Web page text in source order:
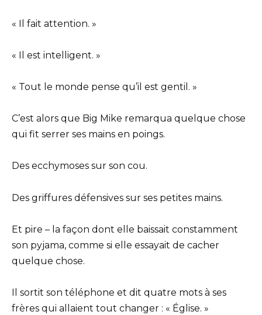
« Il fait attention. »
« Il est intelligent. »
« Tout le monde pense qu’il est gentil. »
C’est alors que Big Mike remarqua quelque chose
qui fit serrer ses mains en poings.
Des ecchymoses sur son cou.
Des griffures défensives sur ses petites mains.
Et pire – la façon dont elle baissait constamment
son pyjama, comme si elle essayait de cacher
quelque chose.
Il sortit son téléphone et dit quatre mots à ses
frères qui allaient tout changer : « Église. »